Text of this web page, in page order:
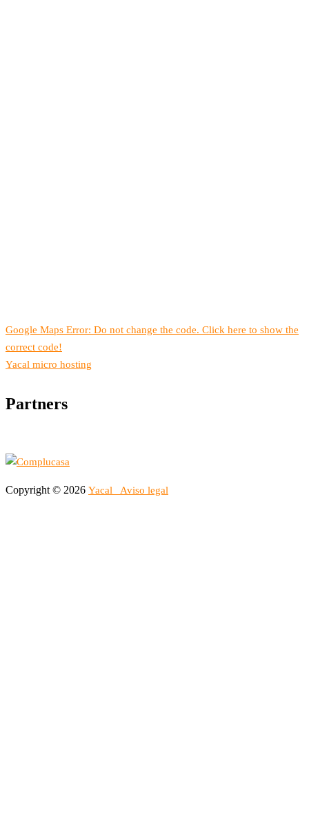
Google Maps Error: Do not change the code. Click here to show the
correct code!
Yacal micro hosting
Partners
Copyright © 2026 Yacal Aviso legal